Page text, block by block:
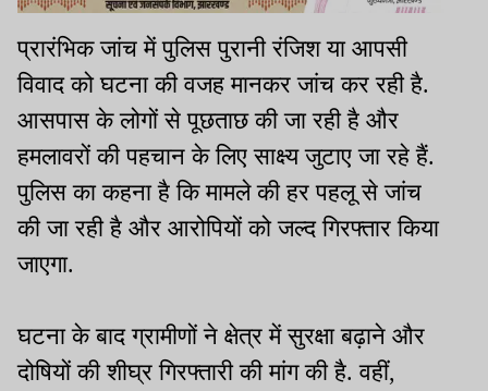
प्रारंभिक जांच में पुलिस पुरानी रंजिश या आपसी
विवाद को घटना की वजह मानकर जांच कर रही है.
आसपास के लोगों से पूछताछ की जा रही है और
हमलावरों की पहचान के लिए साक्ष्य जुटाए जा रहे हैं.
पुलिस का कहना है कि मामले की हर पहलू से जांच
की जा रही है और आरोपियों को जल्द गिरफ्तार किया
जाएगा.
घटना के बाद ग्रामीणों ने क्षेत्र में सुरक्षा बढ़ाने और
दोषियों की शीघ्र गिरफ्तारी की मांग की है. वहीं,